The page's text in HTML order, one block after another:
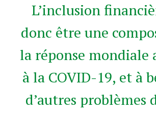
L’inclusion
donc être une
la réponse mondiale
à la COVID-19, et à
d’autres problèmes